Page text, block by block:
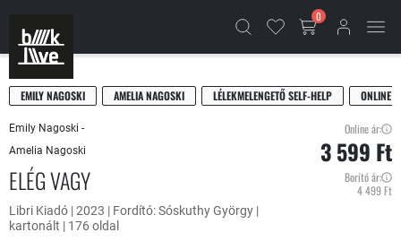
0
EMILY NAGOSKI AMELIA NAGOSKI LÉLEKMELENGETŐ SELF-HELP ONLINE
Emily Nagoski -
Amelia Nagoski
ELÉG VAGY
Libri Kiadó | 2023 | Fordító: Sóskuthy György |
kartonált | 176 oldal
Online ár:
3 599 Ft
Borító ár:
4 499 Ft